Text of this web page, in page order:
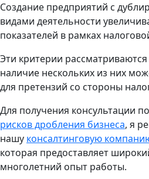
Создание предприятий с
видами деятельности
показателей в рамках
Эти критерии
наличие нескольких из них
для претензий со стороны
Для получения консультации
рисков дробления бизнеса, я
нашу консалтинговую
которая предоставляет
многолетний опыт работы.